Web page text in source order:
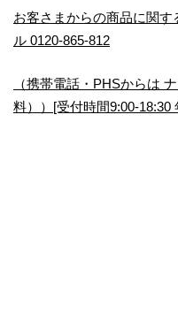
お客さまからの商品に関
ル 0120-865-812
（携帯電話・PHSからは
料））[受付時間9:00-18:30